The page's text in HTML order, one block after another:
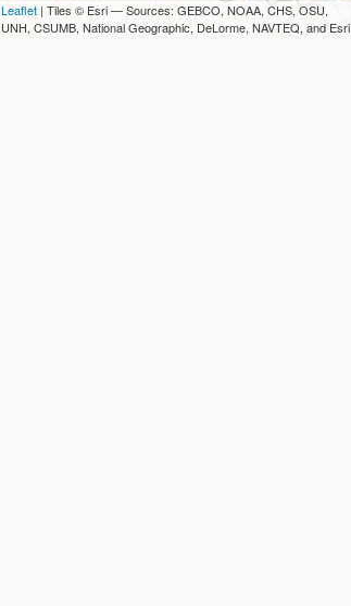
Leaflet | Tiles © Esri — Sources: GEBCO, NOAA, CHS, OSU,
UNH, CSUMB, National Geographic, DeLorme, NAVTEQ, and Esri